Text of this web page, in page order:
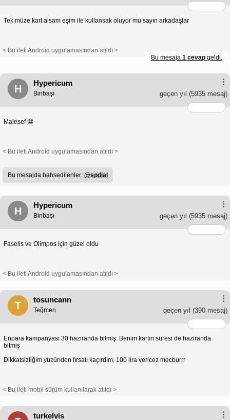
Tek müze kart alsam eşim ile kullansak oluyor mu sayın arkadaşlar
< Bu ileti Android uygulamasından atıldı >
Bu mesaja 1 cevap geldi.
H
Hypericum
geçen yıl (5935 mesaj)
Binbaşı
Malesef 😁
< Bu ileti Android uygulamasından atıldı >
Bu mesajda bahsedilenler: @spdial
H
Hypericum
geçen yıl (5935 mesaj)
Binbaşı
Faselis ve Olimpos için güzel oldu
< Bu ileti Android uygulamasından atıldı >
T
tosuncann
geçen yıl (390 mesaj)
Teğmen
Enpara kampanyası 30 haziranda bitmiş. Benim kartın süresi de haziranda
bitmiş
Dikkatsizliğim yüzünden fırsatı kaçırdım. 100 lira vericez mecburrr
< Bu ileti mobil sürüm kullanılarak atıldı >
turkelvis